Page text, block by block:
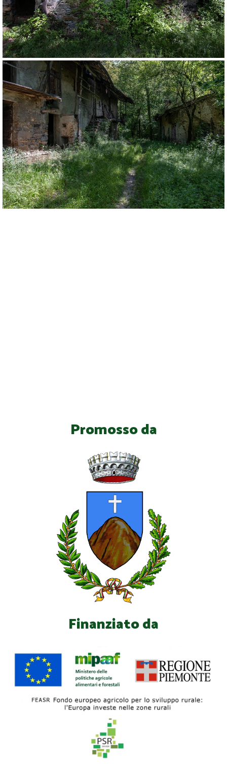
Promosso da
Finanziato da